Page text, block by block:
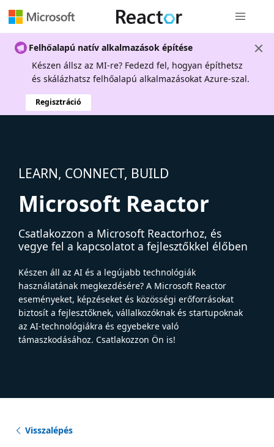
Felhőalapú natív alkalmazások építése
Készen állsz az MI-re? Fedezd fel, hogyan építhetsz
és skálázhatsz felhőalapú alkalmazásokat Azure-szal.
Regisztráció
LEARN, CONNECT, BUILD
Microsoft Reactor
Csatlakozzon a Microsoft Reactorhoz, és
vegye fel a kapcsolatot a fejlesztőkkel élőben
Készen áll az AI és a legújabb technológiák
használatának megkezdésére? A Microsoft Reactor
eseményeket, képzéseket és közösségi erőforrásokat
biztosít a fejlesztőknek, vállalkozóknak és startupoknak
az AI-technológiákra és egyebekre való
támaszkodásához. Csatlakozzon Ön is!
Visszalépés